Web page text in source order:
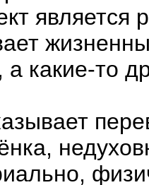
является
какие-то